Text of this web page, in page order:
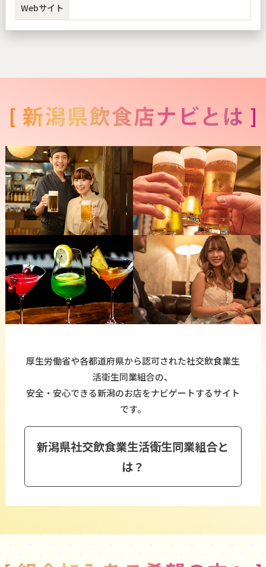
Webサイト
厚生労働省や各都道府県から認可された社交飲食業生
活衛生同業組合の、
安全・安心できる新潟のお店をナビゲートするサイト
です。
新潟県社交飲食業生活衛生同業組合と
は？